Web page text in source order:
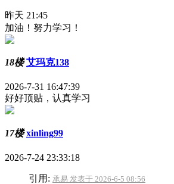
昨天 21:45
加油！努力学习！
18楼 艾玛克138
2026-7-31 16:47:39
好好顶贴，认真学习
17楼 xinling99
2026-7-24 23:33:18
引用: 承易 发表于 2026-6-5 08:56